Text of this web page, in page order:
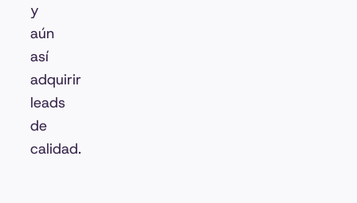
y
aún
así
adquirir
leads
de
calidad.